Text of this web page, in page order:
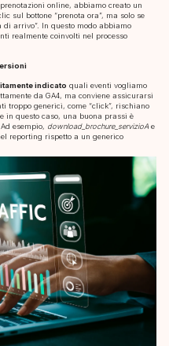
online, abbiamo creato un
sul bottone “prenota ora”, ma solo se
di arrivo”. In questo modo abbiamo
realmente coinvolti nel processo
indicato quali eventi vogliamo
da GA4, ma conviene assicurarsi
troppo generici, come “click”, rischiano
in questo caso, una buona prassi è
esempio, download_brochure_servizioAe
reporting rispetto a un generico